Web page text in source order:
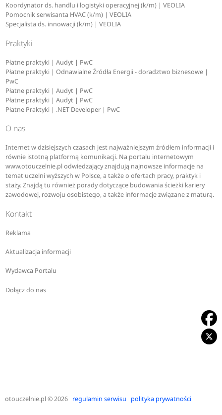
Koordynator ds. handlu i logistyki operacyjnej (k/m) | VEOLIA
Pomocnik serwisanta HVAC (k/m) | VEOLIA
Specjalista ds. innowacji (k/m) | VEOLIA
Praktyki
Płatne praktyki | Audyt | PwC
Płatne praktyki | Odnawialne Źródła Energii - doradztwo biznesowe |
PwC
Płatne praktyki | Audyt | PwC
Płatne praktyki | Audyt | PwC
Płatne Praktyki | .NET Developer | PwC
O nas
Internet w dzisiejszych czasach jest najważniejszym źródłem informacji i
równie istotną platformą komunikacji. Na portalu internetowym
www.otouczelnie.pl odwiedzający znajdują najnowsze informacje na
temat uczelni wyższych w Polsce, a także o ofertach pracy, praktyk i
staży. Znajdą tu również porady dotyczące budowania ścieżki kariery
zawodowej, rozwoju osobistego, a także informacje związane z maturą.
Kontakt
Reklama
Aktualizacja informacji
Wydawca Portalu
Dołącz do nas
otouczelnie.pl© 2026 regulamin serwisu polityka prywatności